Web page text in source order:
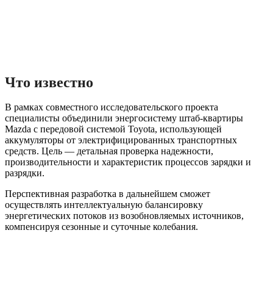
Что известно
В рамках совместного исследовательского проекта
специалисты объединили энергосистему штаб-квартиры
Mazda с передовой системой Toyota, использующей
аккумуляторы от электрифицированных транспортных
средств. Цель — детальная проверка надежности,
производительности и характеристик процессов зарядки и
разрядки.
Перспективная разработка в дальнейшем сможет
осуществлять интеллектуальную балансировку
энергетических потоков из возобновляемых источников,
компенсируя сезонные и суточные колебания.